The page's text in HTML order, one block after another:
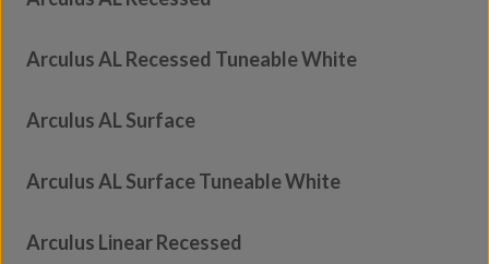
Arculus AL Recessed Tuneable White
Arculus AL Surface
Arculus AL Surface Tuneable White
Arculus Linear Recessed